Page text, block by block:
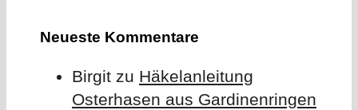
Neueste Kommentare
Birgit zu Häkelanleitung
Osterhasen aus Gardinenringen